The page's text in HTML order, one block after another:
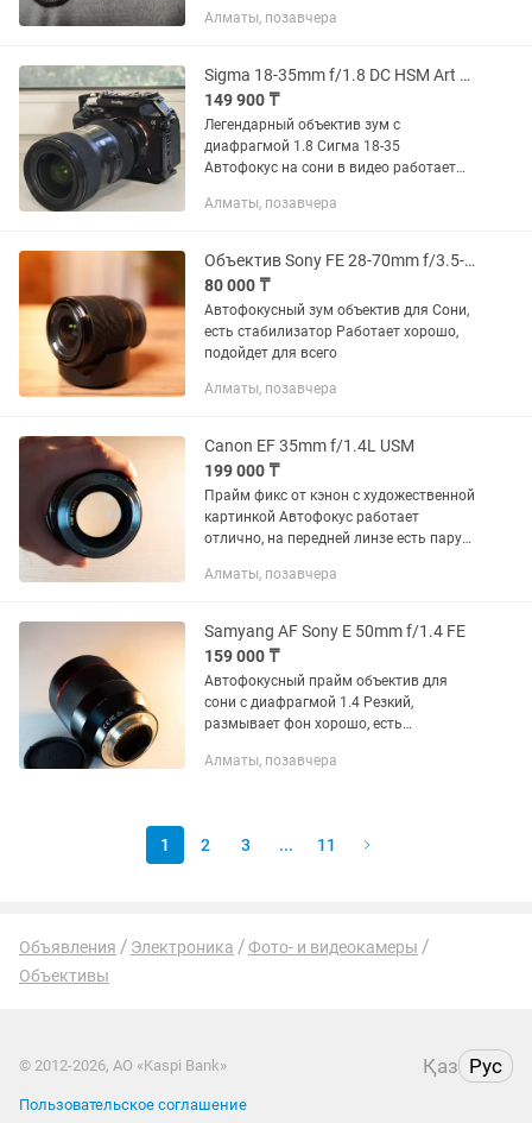
без царапин. Стоимость 20000 тенге,
Алматы, позавчера
Sigma 18-35mm f/1.8 DC HSM Art для Sony
149 900 ₸
Легендарный объектив зум с
диафрагмой 1.8 Сигма 18-35
Автофокус на сони в видео работает
переходником - 240к
Алматы, позавчера
Объектив Sony FE 28-70mm f/3.5-5.6 OSS
80 000 ₸
Автофокусный зум объектив для Сони,
есть стабилизатор Работает хорошо,
подойдет для всего
Алматы, позавчера
Canon EF 35mm f/1.4L USM
199 000 ₸
Прайм фикс от кэнон с художественной
картинкой Автофокус работает
отлично, на передней линзе есть пару
картинку
Алматы, позавчера
Samyang AF Sony E 50mm f/1.4 FE
159 000 ₸
Автофокусный прайм объектив для
сони с диафрагмой 1.4 Резкий,
размывает фон хорошо, есть
работу Так же есть другие объективы,
Алматы, позавчера
1 2 3 ... 11
Объявления Электроника
Фото- и видеокамеры
Объективы
© 2012-2026, АО «Kaspi Bank» Қаз Рус
Пользовательское соглашение